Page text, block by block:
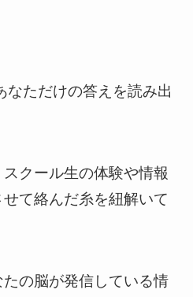
なただけの答えを読み出
クール生の体験や情報
て絡んだ糸を紐解いて
の脳が発信している情